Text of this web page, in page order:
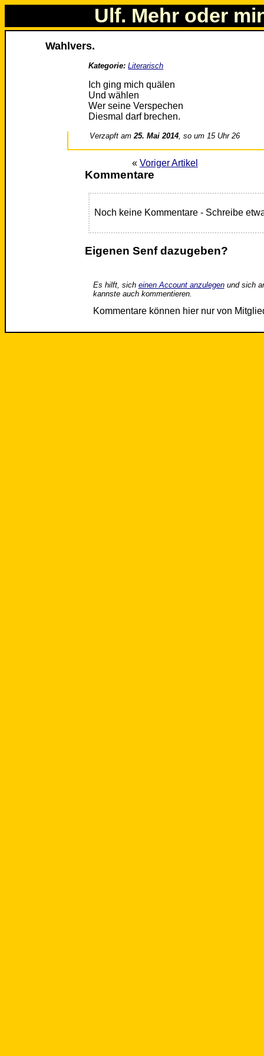
Ulf. Mehr oder
Wahlvers.
Kategorie: Literarisch
Ich ging mich quälen
Und wählen
Wer seine Verspechen
Diesmal darf brechen.
Verzapft am25. Mai 2014, so um 15 Uhr 26
« Voriger Artikel
Kommentare
Noch keine Kommentare - Schreibe
Eigenen Senf dazugeben?
Es hilft, sich einen Account anzulegenund sich
kannste auch kommentieren.
Kommentare können hier nur von